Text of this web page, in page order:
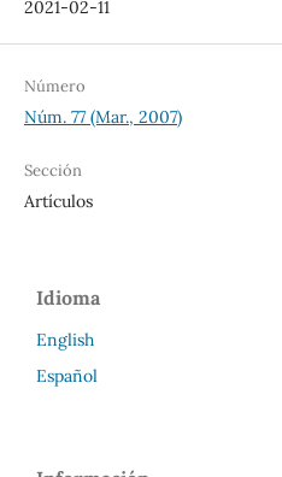
2021-02-11
Número
Núm. 77 (Mar., 2007)
Sección
Artículos
Idioma
English
Español